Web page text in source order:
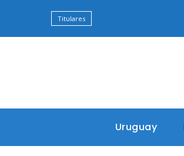
Titulares
Uruguay